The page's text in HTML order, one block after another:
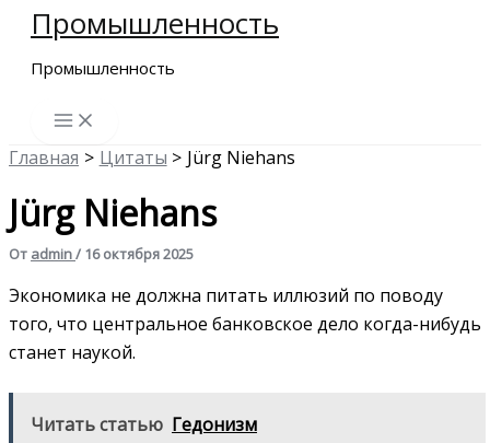
Перейти
содержимому
Промышленность
Промышленность
Главная Цитаты Jürg Niehans
Jürg Niehans
От admin/ 16 октября 2025
Экономика не должна питать иллюзий по поводу
того, что центральное банковское дело когда-нибудь
станет наукой.
Читать статью Гедонизм